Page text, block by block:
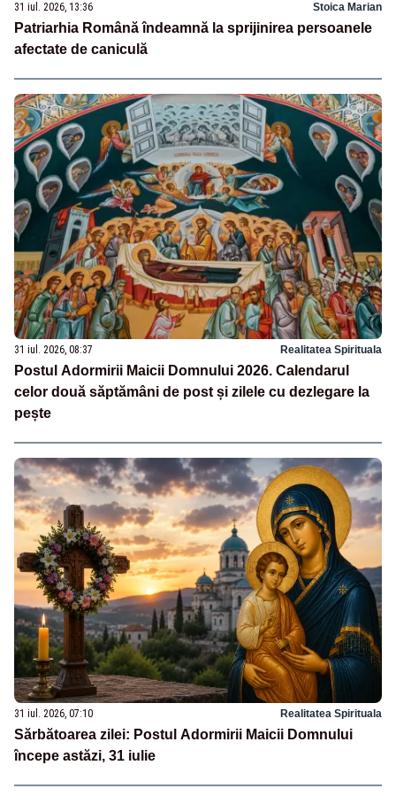
31 iul. 2026, 13:36 Stoica Marian
Patriarhia Română îndeamnă la sprijinirea persoanele
afectate de caniculă
31 iul. 2026, 08:37 Realitatea Spirituala
Postul Adormirii Maicii Domnului 2026. Calendarul
celor două săptămâni de post și zilele cu dezlegare la
pește
31 iul. 2026, 07:10 Realitatea Spirituala
Sărbătoarea zilei: Postul Adormirii Maicii Domnului
începe astăzi, 31 iulie